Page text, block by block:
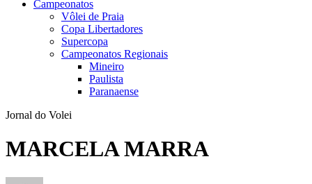
Campeonatos
Vôlei de Praia
Copa Libertadores
Supercopa
Campeonatos Regionais
Mineiro
Paulista
Paranaense
Jornal do Volei
MARCELA MARRA